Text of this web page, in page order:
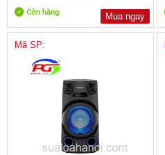
Mua ngay
Mã SP: